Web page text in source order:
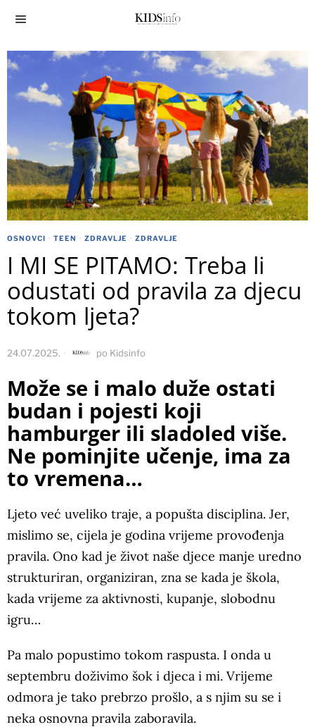
OSNOVCI · TEEN · ZDRAVLJE · ZDRAVLJE
I MI SE PITAMO: Treba li
odustati od pravila za djecu
tokom ljeta?
24.07.2025. po Kidsinfo
Može se i malo duže ostati
budan i pojesti koji
hamburger ili sladoled više.
Ne pominjite učenje, ima za
to vremena…
Ljeto već uveliko traje, a popušta disciplina. Jer,
mislimo se, cijela je godina vrijeme provođenja
pravila. Ono kad je život naše djece manje uredno
strukturiran, organiziran, zna se kada je škola,
kada vrijeme za aktivnosti, kupanje, slobodnu
igru…
Pa malo popustimo tokom raspusta. I onda u
septembru doživimo šok i djeca i mi. Vrijeme
odmora je tako prebrzo prošlo, a s njim su se i
neka osnovna pravila zaboravila.